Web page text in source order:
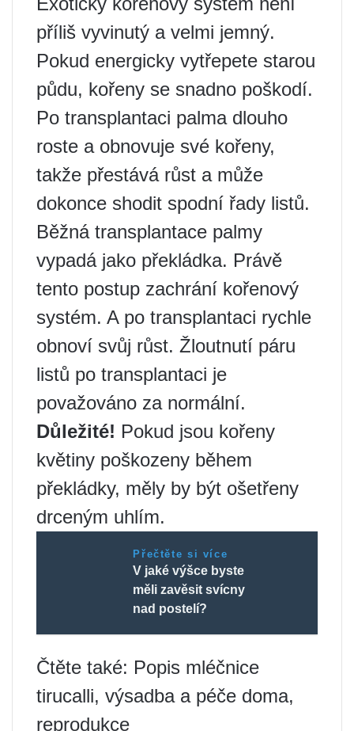
příliš vyvinutý a velmi jemný.
Pokud energicky vytřepete starou
půdu, kořeny se snadno poškodí.
Po transplantaci palma dlouho
roste a obnovuje své kořeny,
takže přestává růst a může
dokonce shodit spodní řady listů.
Běžná transplantace palmy
vypadá jako překládka. Právě
tento postup zachrání kořenový
systém. A po transplantaci rychle
obnoví svůj růst. Žloutnutí páru
listů po transplantaci je
považováno za normální.
Důležité! Pokud jsou kořeny
květiny poškozeny během
překládky, měly by být ošetřeny
drceným uhlím.
Přečtěte si více
V jaké výšce byste
měli zavěsit svícny
nad postelí?
Čtěte také: Popis mléčnice
tirucalli, výsadba a péče doma,
reprodukce